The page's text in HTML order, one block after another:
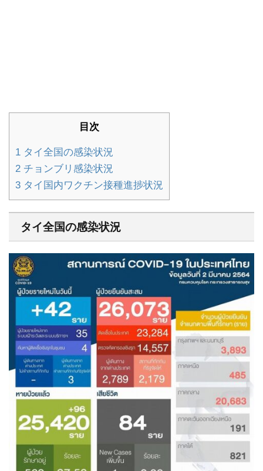
目次
1 タイ全国の感染状況
2 チョンブリ感染状況
3 タイ国内ワクチン接種進捗状況
タイ全国の感染状況